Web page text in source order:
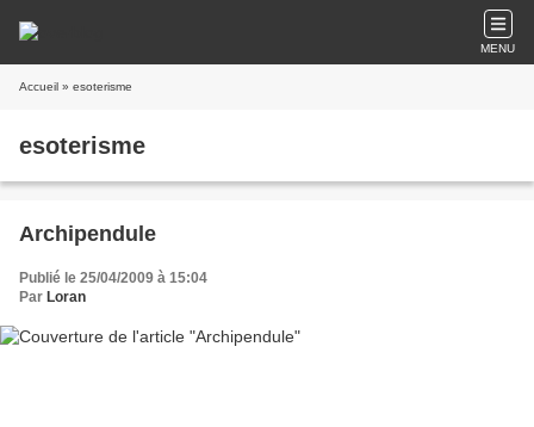
MENU
Accueil » esoterisme
esoterisme
Archipendule
Publié le 25/04/2009 à 15:04
Par Loran